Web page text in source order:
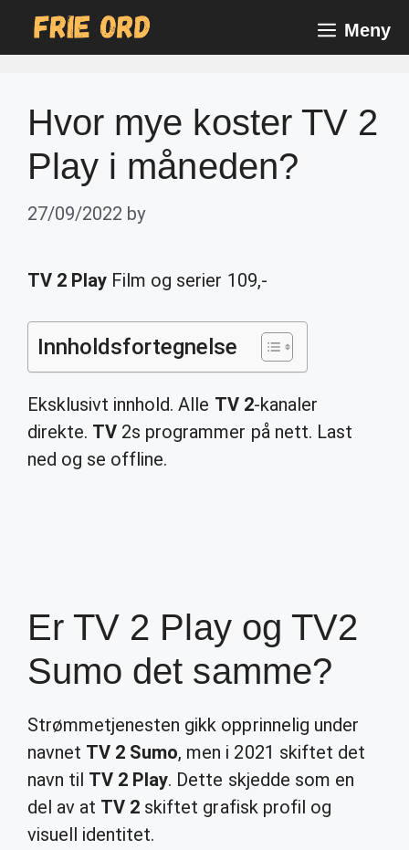
Meny
Hvor mye koster TV 2
Play i måneden?
27/09/2022 by
TV 2 Play Film og serier 109,-
Innholdsfortegnelse
Eksklusivt innhold. Alle TV 2-kanaler
direkte. TV 2s programmer på nett. Last
ned og se offline.
Er TV 2 Play og TV2
Sumo det samme?
Strømmetjenesten gikk opprinnelig under
navnet TV 2 Sumo, men i 2021 skiftet det
navn til TV 2 Play. Dette skjedde som en
del av at TV 2 skiftet grafisk profil og
visuell identitet.